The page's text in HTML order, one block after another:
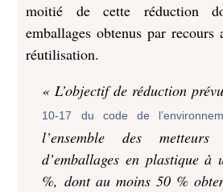
moitié de cette réduction
emballages obtenus par
réutilisation.
« L’objectif de réduction
10-17 du code de
l’ensemble des
d’emballages en plastique à
%, dont au moins 50 %